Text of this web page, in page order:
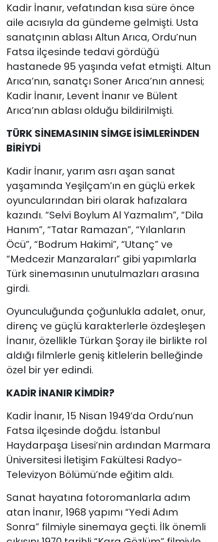
Kadir İnanır, vefatından kısa süre önce
aile acısıyla da gündeme gelmişti. Usta
sanatçının ablası Altun Arıca, Ordu’nun
Fatsa ilçesinde tedavi gördüğü
hastanede 95 yaşında vefat etmişti. Altun
Arıca’nın, sanatçı Soner Arıca’nın annesi;
Kadir İnanır, Levent İnanır ve Bülent
Arıca’nın ablası olduğu bildirilmişti.
TÜRK SİNEMASININ SİMGE İSİMLERİNDEN
BİRİYDİ
Kadir İnanır, yarım asrı aşan sanat
yaşamında Yeşilçam’ın en güçlü erkek
oyuncularından biri olarak hafızalara
kazındı. “Selvi Boylum Al Yazmalım”, “Dila
Hanım”, “Tatar Ramazan”, “Yılanların
Öcü”, “Bodrum Hakimi”, “Utanç” ve
“Medcezir Manzaraları” gibi yapımlarla
Türk sinemasının unutulmazları arasına
girdi.
Oyunculuğunda çoğunlukla adalet, onur,
direnç ve güçlü karakterlerle özdeşleşen
İnanır, özellikle Türkan Şoray ile birlikte rol
aldığı filmlerle geniş kitlelerin belleğinde
özel bir yer edindi.
KADİR İNANIR KİMDİR?
Kadir İnanır, 15 Nisan 1949’da Ordu’nun
Fatsa ilçesinde doğdu. İstanbul
Haydarpaşa Lisesi’nin ardından Marmara
Üniversitesi İletişim Fakültesi Radyo-
Televizyon Bölümü’nde eğitim aldı.
Sanat hayatına fotoromanlarla adım
atan İnanır, 1968 yapımı “Yedi Adım
Sonra” filmiyle sinemaya geçti. İlk önemli